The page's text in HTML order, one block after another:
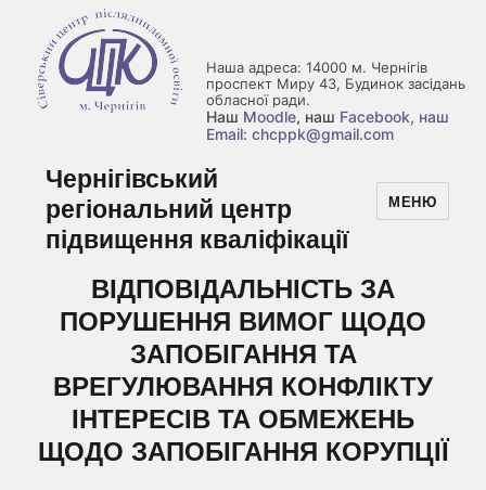
Наша адреса: 14000 м. Чернігів
проспект Миру 43, Будинок засідань
обласної ради.
Наш Moodle, наш Facebook, наш
Email: chcppk@gmail.com
Чернігівський
регіональний центр
підвищення кваліфікації
МЕНЮ
ВІДПОВІДАЛЬНІСТЬ ЗА
ПОРУШЕННЯ ВИМОГ ЩОДО
ЗАПОБІГАННЯ ТА
ВРЕГУЛЮВАННЯ КОНФЛІКТУ
ІНТЕРЕСІВ ТА ОБМЕЖЕНЬ
ЩОДО ЗАПОБІГАННЯ КОРУПЦІЇ